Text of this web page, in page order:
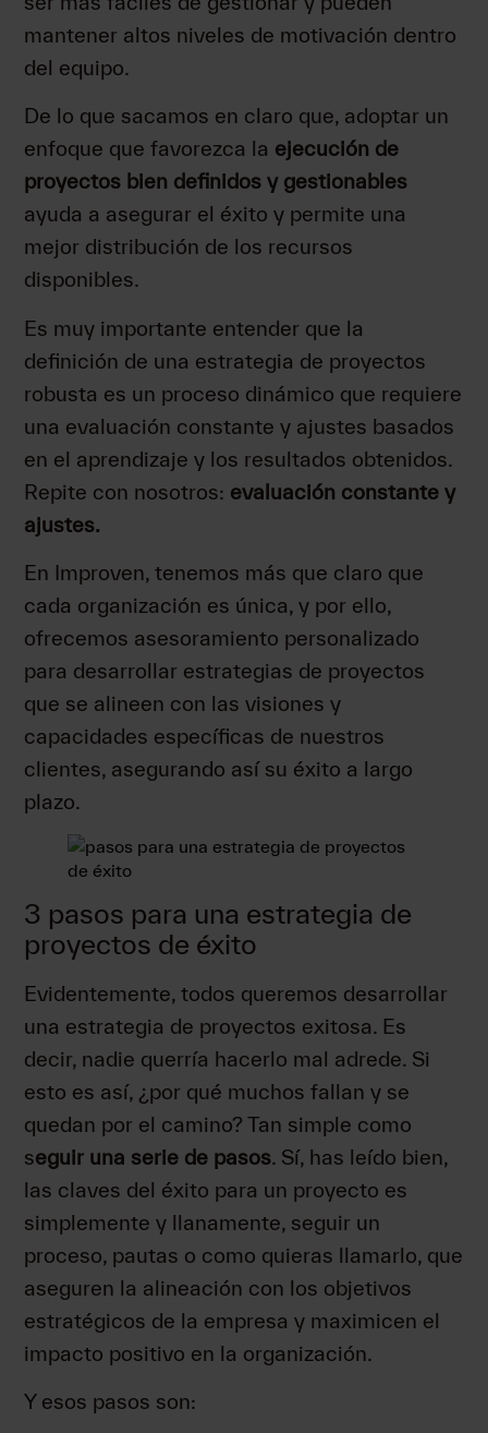
mantener altos niveles de motivación dentro
del equipo.
De lo que sacamos en claro que, adoptar un
enfoque que favorezca la ejecución de
proyectos bien definidos y gestionables
ayuda a asegurar el éxito y permite una
mejor distribución de los recursos
disponibles.
Es muy importante entender que la
definición de una estrategia de proyectos
robusta es un proceso dinámico que requiere
una evaluación constante y ajustes basados
en el aprendizaje y los resultados obtenidos.
Repite con nosotros: evaluación constante y
ajustes.
En Improven, tenemos más que claro que
cada organización es única, y por ello,
ofrecemos asesoramiento personalizado
para desarrollar estrategias de proyectos
que se alineen con las visiones y
capacidades específicas de nuestros
clientes, asegurando así su éxito a largo
plazo.
3 pasos para una estrategia de
proyectos de éxito
Evidentemente, todos queremos desarrollar
una estrategia de proyectos exitosa. Es
decir, nadie querría hacerlo mal adrede. Si
esto es así, ¿por qué muchos fallan y se
quedan por el camino? Tan simple como
seguir una serie de pasos. Sí, has leído bien,
las claves del éxito para un proyecto es
simplemente y llanamente, seguir un
proceso, pautas o como quieras llamarlo, que
aseguren la alineación con los objetivos
estratégicos de la empresa y maximicen el
impacto positivo en la organización.
Y esos pasos son: